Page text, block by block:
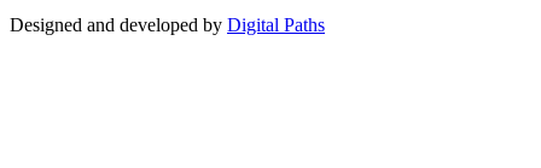
Designed and developed by Digital Paths